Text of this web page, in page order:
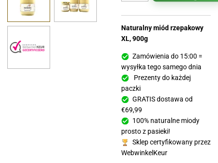
Naturalny miód rzepakowy
XL, 900g
Zamówienia do 15:00 =
wysyłka tego samego dnia
Prezenty do każdej
paczki
GRATIS dostawa od
€69,99
100% naturalne miody
prosto z pasieki!
Sklep certyfikowany przez
WebwinkelKeur